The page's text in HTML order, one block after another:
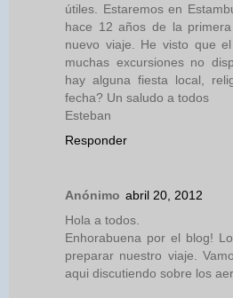
útiles. Estaremos en
hace 12 años de la
nuevo viaje. He visto que
muchas excursiones no
hay alguna fiesta local,
fecha? Un saludo a todos
Esteban
Responder
Anónimo abril 20, 2012
Hola a todos.
Enhorabuena por el blog!
preparar nuestro viaje.
aqui discutiendo sobre los